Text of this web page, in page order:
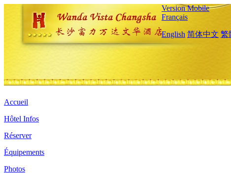
Version Mobile
Français
English 简体中文 繁
Accueil
Hôtel Infos
Réserver
Équipements
Photos